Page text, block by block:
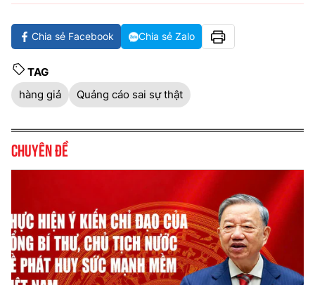
Chia sẻ Facebook Chia sẻ Zalo
TAG
hàng giả
Quảng cáo sai sự thật
Chuyên đề